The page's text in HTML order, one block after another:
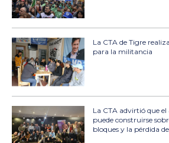
La CTA de Tigre
para la militancia
La CTA advirtió que
puede construirse
bloques y la pérdida